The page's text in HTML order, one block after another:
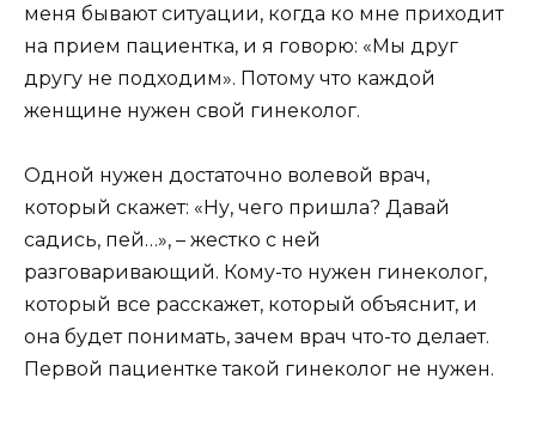
меня бывают ситуации, когда ко мне приходит
на прием пациентка, и я говорю: «Мы друг
другу не подходим». Потому что каждой
женщине нужен свой гинеколог.
Одной нужен достаточно волевой врач,
который скажет: «Ну, чего пришла? Давай
садись, пей…», – жестко с ней
разговаривающий. Кому-то нужен гинеколог,
который все расскажет, который объяснит, и
она будет понимать, зачем врач что-то делает.
Первой пациентке такой гинеколог не нужен.